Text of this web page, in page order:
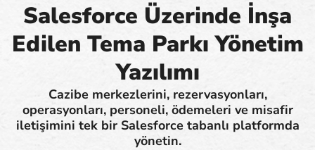
Salesforce Üzerinde İnşa
Edilen Tema Parkı Yönetim
Yazılımı
Cazibe merkezlerini, rezervasyonları,
operasyonları, personeli, ödemeleri ve misafir
iletişimini tek bir Salesforce tabanlı platformda
yönetin.